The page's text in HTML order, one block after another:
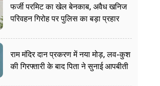
फर्जी परमिट का खेल बेनकाब, अवैध खनिज
परिवहन गिरोह पर पुलिस का बड़ा प्रहार
राम मंदिर दान प्रकरण में नया मोड़, लव-कुश
की गिरफ्तारी के बाद पिता ने सुनाई आपबीती